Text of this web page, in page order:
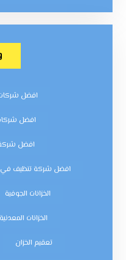
افضل شركات
افضل
افضل شركة
افضل شركة تنظيف في
الخزانات الجوفية
الخزانات المعدنية
تعقيم الخزان